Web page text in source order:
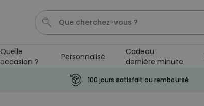
Photo Sur Plexiglas Spritz
Quelle
occasion ?
Personnalisé
Cadeau
dernière minute
100 jours satisfait ou remboursé